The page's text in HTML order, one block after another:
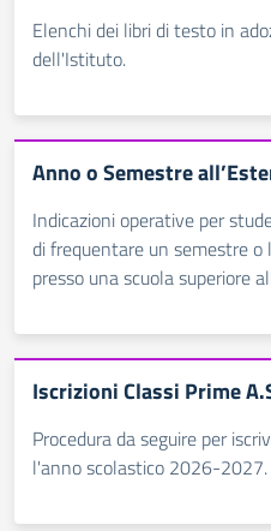
Elenchi dei libri di testo in
dell'Istituto.
Anno o Semestre
Indicazioni operative per
di frequentare un semestre
presso una scuola superiore
Iscrizioni Classi Prime
Procedura da seguire per
l'anno scolastico 2026-2027.